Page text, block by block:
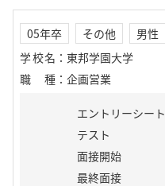
05年卒 その他
男性
学校名 ： 東邦学園大学
職種 ： 企画営業
エントリーシート
テスト
面接開始
最終面接